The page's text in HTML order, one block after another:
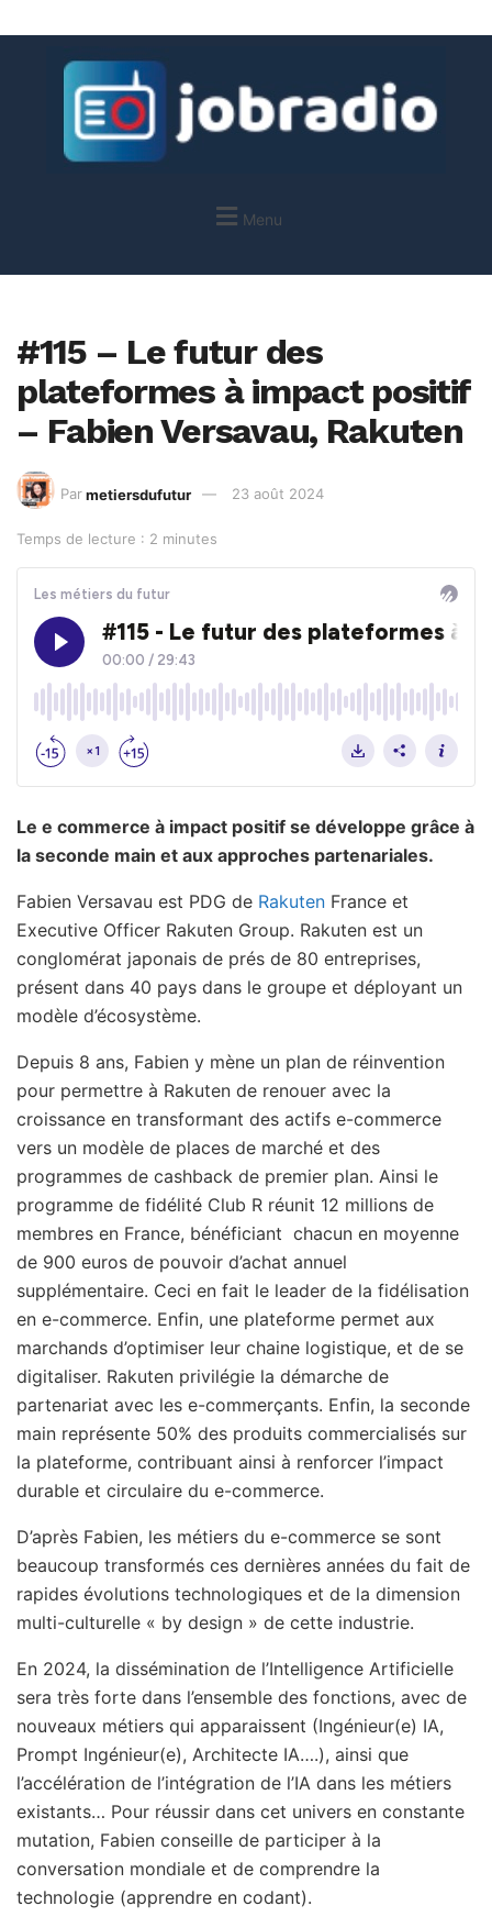
Menu
#115 – Le futur des
plateformes à impact positif
– Fabien Versavau, Rakuten
Par metiersdufutur 23 août 2024
Temps de lecture : 2 minutes
Le e commerce à impact positif se développe grâce à
la seconde main et aux approches partenariales.
Fabien Versavau est PDG de Rakuten France et
Executive Officer Rakuten Group. Rakuten est un
conglomérat japonais de prés de 80 entreprises,
présent dans 40 pays dans le groupe et déployant un
modèle d’écosystème.
Depuis 8 ans, Fabien y mène un plan de réinvention
pour permettre à Rakuten de renouer avec la
croissance en transformant des actifs e-commerce
vers un modèle de places de marché et des
programmes de cashback de premier plan. Ainsi le
programme de fidélité Club R réunit 12 millions de
membres en France, bénéficiant chacun en moyenne
de 900 euros de pouvoir d’achat annuel
supplémentaire. Ceci en fait le leader de la fidélisation
en e-commerce. Enfin, une plateforme permet aux
marchands d’optimiser leur chaine logistique, et de se
digitaliser. Rakuten privilégie la démarche de
partenariat avec les e-commerçants. Enfin, la seconde
main représente 50% des produits commercialisés sur
la plateforme, contribuant ainsi à renforcer l’impact
durable et circulaire du e-commerce.
D’après Fabien, les métiers du e-commerce se sont
beaucoup transformés ces dernières années du fait de
rapides évolutions technologiques et de la dimension
multi-culturelle « by design » de cette industrie.
En 2024, la dissémination de l’Intelligence Artificielle
sera très forte dans l’ensemble des fonctions, avec de
nouveaux métiers qui apparaissent (Ingénieur(e) IA,
Prompt Ingénieur(e), Architecte IA….), ainsi que
l’accélération de l’intégration de l’IA dans les métiers
existants… Pour réussir dans cet univers en constante
mutation, Fabien conseille de participer à la
conversation mondiale et de comprendre la
technologie (apprendre en codant).